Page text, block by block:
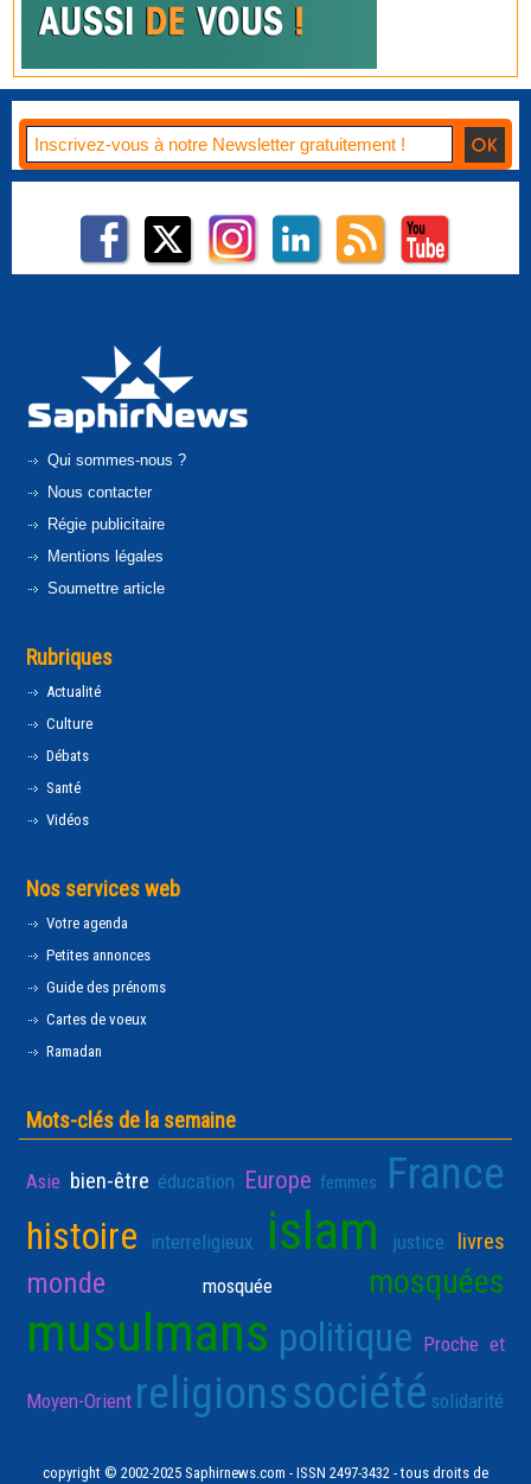
Qui sommes-nous ?
Nous contacter
Régie publicitaire
Mentions légales
Soumettre article
Rubriques
Actualité
Culture
Débats
Santé
Vidéos
Nos services web
Votre agenda
Petites annonces
Guide des prénoms
Cartes de voeux
Ramadan
Mots-clés de la semaine
Asie bien-être éducation Europe femmes France
histoire interreligieux islam justice livres
monde mosquée mosquées
musulmans politique Proche et
Moyen-Orient religionssociété solidarité
copyright © 2002-2025 Saphirnews.com - ISSN 2497-3432 - tous droits de